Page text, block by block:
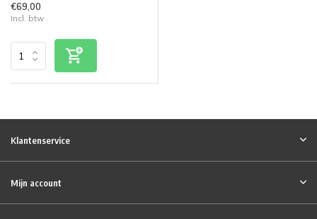
€69,00
Incl. btw
Klantenservice
Mijn account